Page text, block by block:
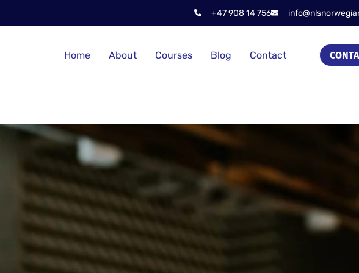
+47 908 14 756
Home About Courses Blog Contact